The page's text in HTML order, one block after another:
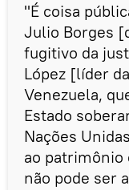
"É coisa
Julio Borges
fugitivo da
López [líder
Venezuela,
Estado
Nações
ao patrimônio
não pode ser